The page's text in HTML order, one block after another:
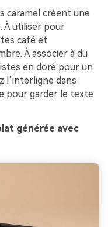
caramel créent une
À utiliser pour
café et
À associer à du
en doré pour un
l’interligne dans
pour garder le texte
générée avec